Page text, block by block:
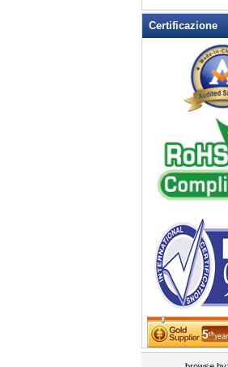
Rocking Chairs
Sedia
Sedie patio
Tavoli da picnic
Tempo libero
Wicker Patio
Woodard Mobili
Certificazione